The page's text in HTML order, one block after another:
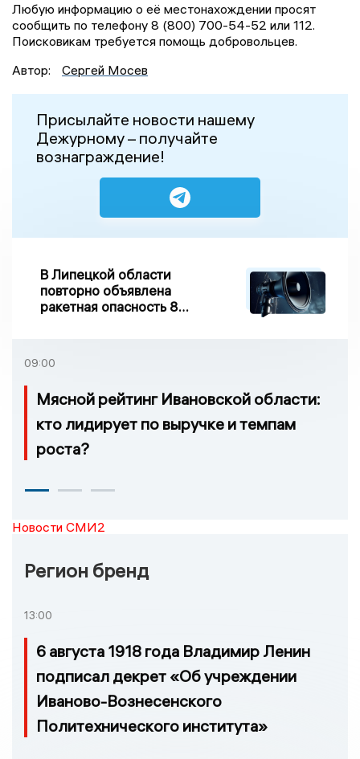
Любую информацию о её местонахождении просят
сообщить по телефону 8 (800) 700-54-52 или 112.
Поисковикам требуется помощь добровольцев.
Автор:
Сергей Мосев
Присылайте новости нашему
Дежурному – получайте
вознаграждение!
В Липецкой области
повторно объявлена
ракетная опасность 8
09:00
Мясной рейтинг Ивановской области:
кто лидирует по выручке и темпам
роста?
Новости СМИ2
Регион бренд
13:00
6 августа 1918 года Владимир Ленин
подписал декрет «Об учреждении
Иваново-Вознесенского
Политехнического института»